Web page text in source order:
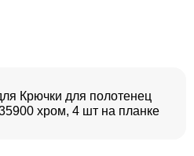
Крючки для полотенец
хром, 4 шт на планке